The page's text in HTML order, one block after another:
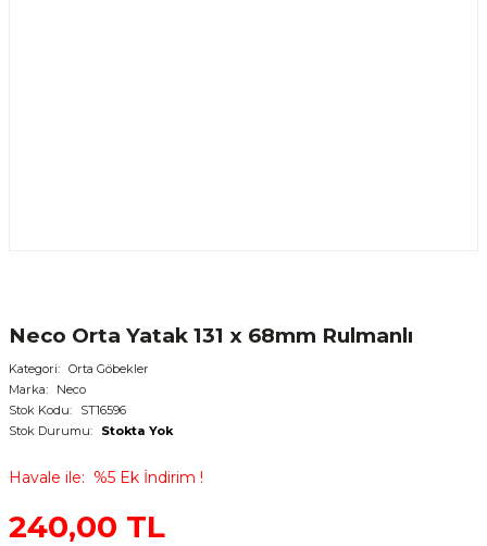
Neco Orta Yatak 131 x 68mm Rulmanlı
Kategori
Orta Göbekler
Marka
Neco
Stok Kodu
ST16596
Stok Durumu
Stokta Yok
Havale ile %5 Ek İndirim !
240,00 TL